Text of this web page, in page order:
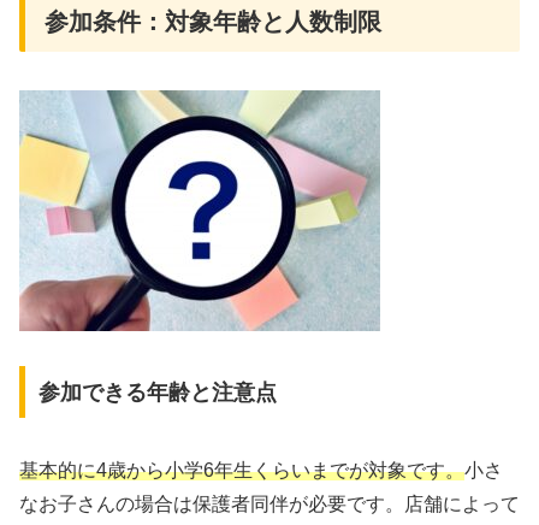
参加条件：対象年齢と人数制限
参加できる年齢と注意点
基本的に4歳から小学6年生くらいまでが対象です。小さ
なお子さんの場合は保護者同伴が必要です。店舗によって